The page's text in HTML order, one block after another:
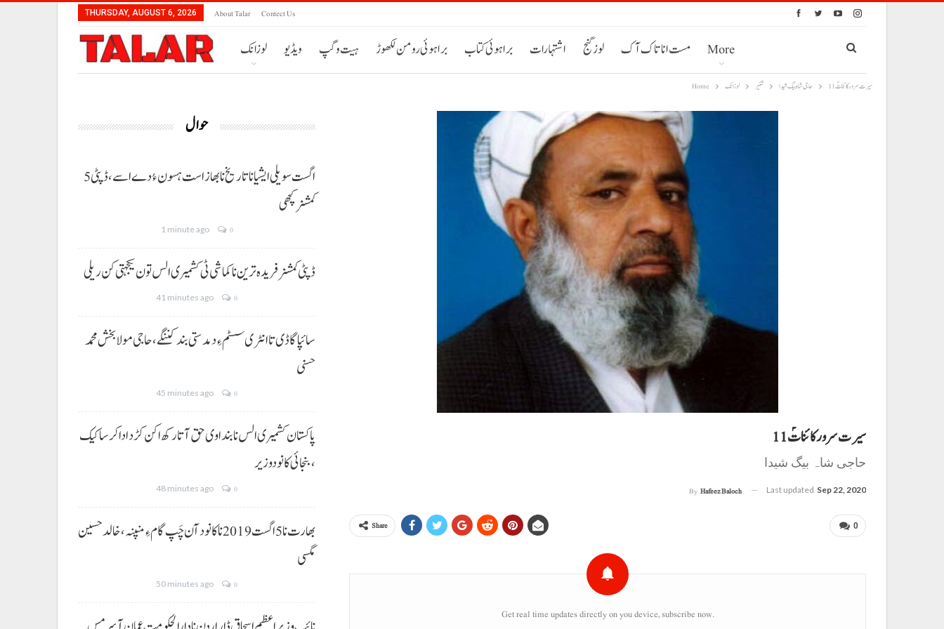
THURSDAY, AUGUST 6, 2026 About Talar Contect Us
لوزانک ویڈیو ہیت و گپ براہوئی رومن لکھوڑ براہوئی کتاب اشتہارات لوز گنج مست انا تاک آک More
Home لوزانک شئیر حاجی شاہ بیگ شیدا سیرت سرور کائناتؐ 11
سیرت سرور کائناتؐ 11
حاجی شاہ بیگ شیدا
By Hafeez Baloch Last updated Sep 22, 2020
0
Share
Get real time updates directly on you device, subscribe now.
حوال
5 اگست سویلی ایشیا نا تاریخ نا بھاز است ہسون ءُ دے اسے،ڈپٹی
کمشنر کچھی
1 minute ago 0
ڈپٹی کمشنر فریدہ ترین نا کماشی ٹی کشمیری الس تون یکجہتی کن ریلی
41 minutes ago 0
سائپا گاڈی تا انٹری سسٹم ءِ دمدستی بند کننگے، حاجی مولا بخش محمد
حسنی
45 minutes ago 0
پاکستان کشمیری الس نا بنداوی حق آتا رکھ اکن کڑد ادا کرسا کیک
،بنجائی کانودوزیر
48 minutes ago 0
بھارت نا 5 اگست 2019 نا کانود آن چَپ گام ءِ منپنہ، خالد حسین
مگسی
50 minutes ago 0